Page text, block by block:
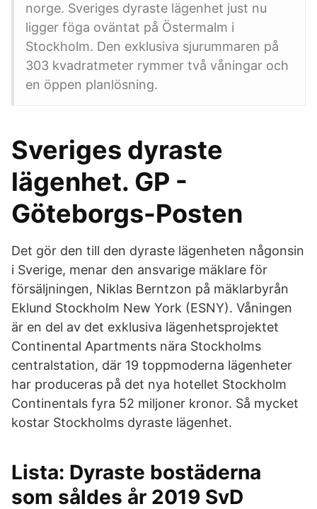
norge. Sveriges dyraste lägenhet just nu
ligger föga oväntat på Östermalm i
Stockholm. Den exklusiva sjurummaren på
303 kvadratmeter rymmer två våningar och
en öppen planlösning.
Sveriges dyraste
lägenhet. GP -
Göteborgs-Posten
Det gör den till den dyraste lägenheten någonsin
i Sverige, menar den ansvarige mäklare för
försäljningen, Niklas Berntzon på mäklarbyrån
Eklund Stockholm New York (ESNY). Våningen
är en del av det exklusiva lägenhetsprojektet
Continental Apartments nära Stockholms
centralstation, där 19 toppmoderna lägenheter
har produceras på det nya hotellet Stockholm
Continentals fyra 52 miljoner kronor. Så mycket
kostar Stockholms dyraste lägenhet.
Lista: Dyraste bostäderna
som såldes år 2019 SvD